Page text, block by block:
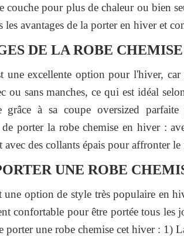
couche pour plus de chaleur ou bien
avantages de la porter en hiver et
DE LA ROBE
une excellente option pour l'hiver,
ou sans manches, ce qui est idéal
grâce à sa coupe oversized
de porter la robe chemise en hiver :
des collants épais pour affronter
UNE ROBE
une option de style très populaire en
confortable pour être portée tous
porter une robe chemise cet hiver : 1)